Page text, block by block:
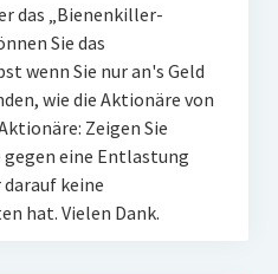
das „Bienenkiller-
Sie das
wenn Sie nur an's Geld
wie die Aktionäre von
Zeigen Sie
gegen eine Entlastung
darauf keine
hat. Vielen Dank.